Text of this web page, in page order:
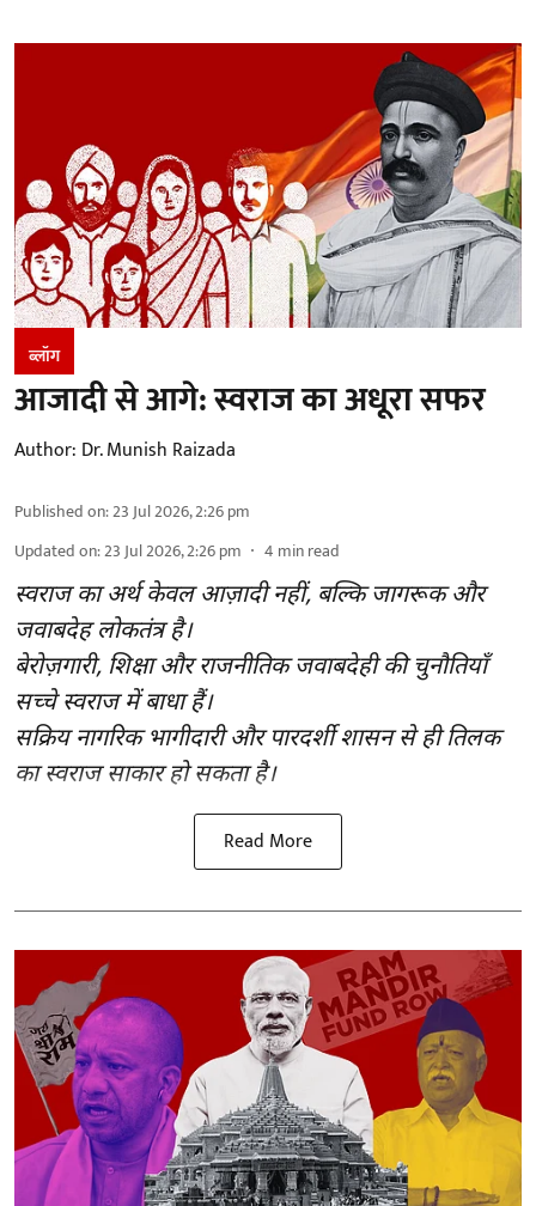
ब्लॉग
आजादी से आगे: स्वराज का अधूरा सफर
Author: Dr. Munish Raizada
Published on:23 Jul 2026, 2:26 pm
Updated on:23 Jul 2026, 2:26 pm 4 min read
स्वराज का अर्थ केवल आज़ादी नहीं, बल्कि जागरूक और
जवाबदेह लोकतंत्र है।
बेरोज़गारी, शिक्षा और राजनीतिक जवाबदेही की चुनौतियाँ
सच्चे स्वराज में बाधा हैं।
सक्रिय नागरिक भागीदारी और पारदर्शी शासन से ही तिलक
का स्वराज साकार हो सकता है।
Read More